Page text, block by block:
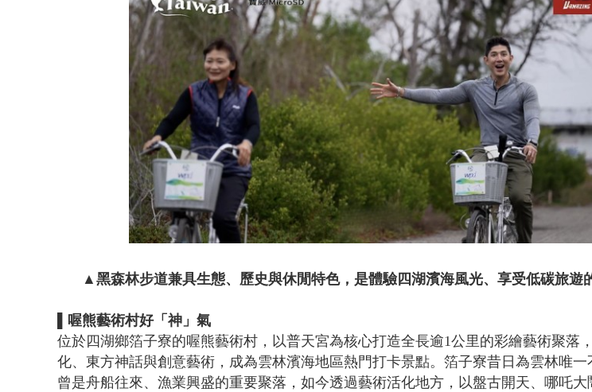
▲黑森林步道兼具生態、歷史與休閒特色，是體驗四湖濱海風光、享受低碳旅遊
▌喔熊藝術村好「神」氣
位於四湖鄉箔子寮的喔熊藝術村，以普天宮為核心打造全長逾1公里的彩繪藝術聚落
化、東方神話與創意藝術，成為雲林濱海地區熱門打卡景點。箔子寮昔日為雲林唯一
曾是舟船往來、漁業興盛的重要聚落，如今透過藝術活化地方，以盤古開天、哪吒